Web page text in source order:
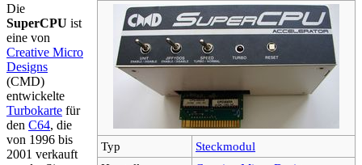
Typ
Steckmodul
Die
SuperCPU ist
eine von
Creative Micro
Designs
(CMD)
entwickelte
Turbokarte für
den C64, die
von 1996 bis
2001 verkauft